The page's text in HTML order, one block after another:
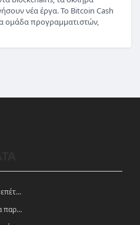
νέα έργα. Το Bitcoin Cash
ομάδα προγραμματιστών,
Bitcoin Pizza. Μία αξιοσημείωτη επέτειος.
Bitcoin και οι διαφορές του με τα παραδοσιακά νομίσματα